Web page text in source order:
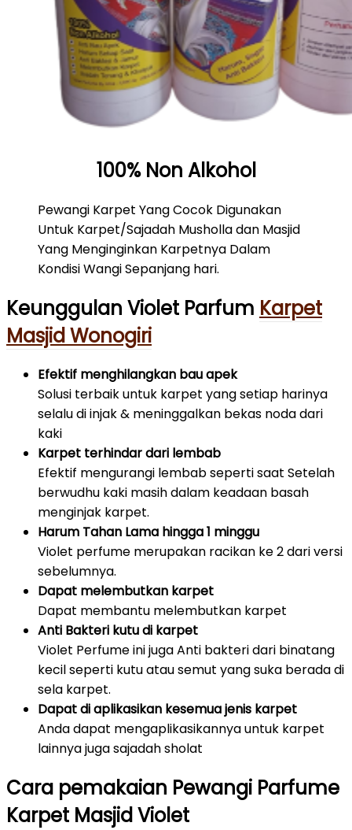
100% Non Alkohol
Pewangi Karpet Yang Cocok Digunakan
Untuk Karpet/Sajadah Musholla dan Masjid
Yang Menginginkan Karpetnya Dalam
Kondisi Wangi Sepanjang hari.
Keunggulan Violet Parfum Karpet
Masjid Wonogiri
Efektif menghilangkan bau apek
Solusi terbaik untuk karpet yang setiap harinya
selalu di injak & meninggalkan bekas noda dari
kaki
Karpet terhindar dari lembab
Efektif mengurangi lembab seperti saat Setelah
berwudhu kaki masih dalam keadaan basah
menginjak karpet.
Harum Tahan Lama hingga 1 minggu
Violet perfume merupakan racikan ke 2 dari versi
sebelumnya.
Dapat melembutkan karpet
Dapat membantu melembutkan karpet
Anti Bakteri kutu di karpet
Violet Perfume ini juga Anti bakteri dari binatang
kecil seperti kutu atau semut yang suka berada di
sela karpet.
Dapat di aplikasikan kesemua jenis karpet
Anda dapat mengaplikasikannya untuk karpet
lainnya juga sajadah sholat
Cara pemakaian Pewangi Parfume
Karpet Masjid Violet